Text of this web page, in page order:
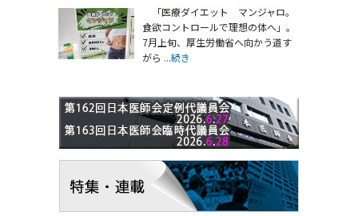
「医療ダイエット マンジャロ。
食欲コントロールで理想の体へ」。
7月上旬、厚生労働省へ向かう道す
がら ...続き